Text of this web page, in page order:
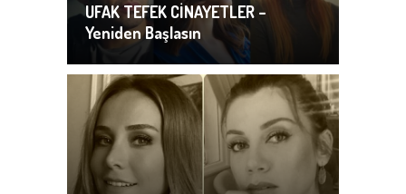
UFAK TEFEK CİNAYETLER –
Yeniden Başlasın